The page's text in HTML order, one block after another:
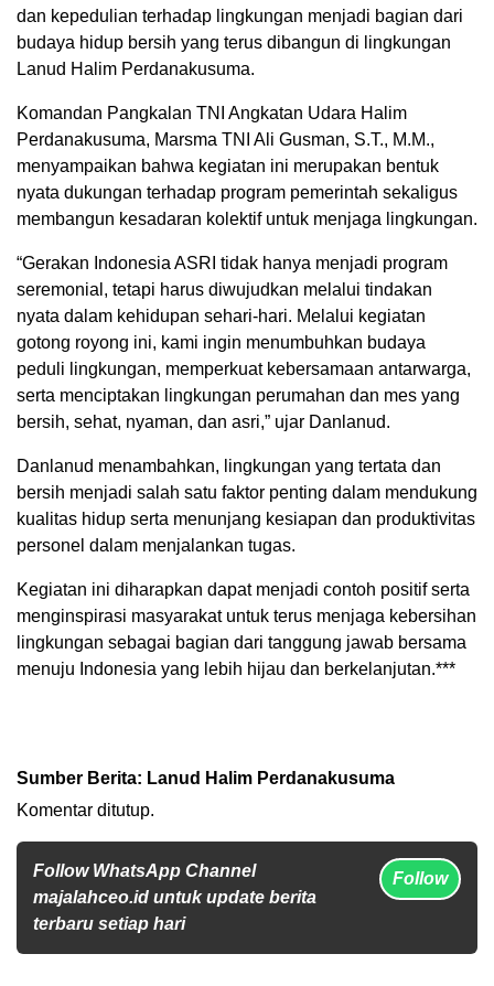
dan kepedulian terhadap lingkungan menjadi bagian dari
budaya hidup bersih yang terus dibangun di lingkungan
Lanud Halim Perdanakusuma.
Komandan Pangkalan TNI Angkatan Udara Halim
Perdanakusuma, Marsma TNI Ali Gusman, S.T., M.M.,
menyampaikan bahwa kegiatan ini merupakan bentuk
nyata dukungan terhadap program pemerintah sekaligus
membangun kesadaran kolektif untuk menjaga lingkungan.
“Gerakan Indonesia ASRI tidak hanya menjadi program
seremonial, tetapi harus diwujudkan melalui tindakan
nyata dalam kehidupan sehari-hari. Melalui kegiatan
gotong royong ini, kami ingin menumbuhkan budaya
peduli lingkungan, memperkuat kebersamaan antarwarga,
serta menciptakan lingkungan perumahan dan mes yang
bersih, sehat, nyaman, dan asri,” ujar Danlanud.
Danlanud menambahkan, lingkungan yang tertata dan
bersih menjadi salah satu faktor penting dalam mendukung
kualitas hidup serta menunjang kesiapan dan produktivitas
personel dalam menjalankan tugas.
Kegiatan ini diharapkan dapat menjadi contoh positif serta
menginspirasi masyarakat untuk terus menjaga kebersihan
lingkungan sebagai bagian dari tanggung jawab bersama
menuju Indonesia yang lebih hijau dan berkelanjutan.***
Sumber Berita: Lanud Halim Perdanakusuma
Komentar ditutup.
Follow WhatsApp Channel
majalahceo.id untuk update berita
terbaru setiap hari
Follow